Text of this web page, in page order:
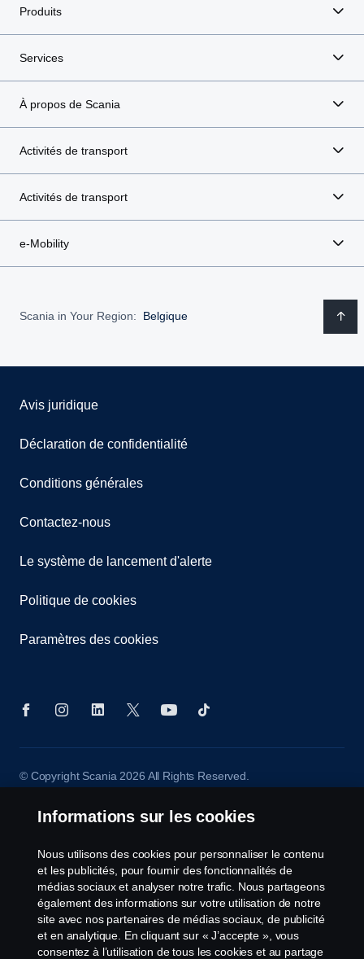
Produits
Services
À propos de Scania
Activités de transport
Activités de transport
e-Mobility
Scania in Your Region: Belgique
Avis juridique
Déclaration de confidentialité
Conditions générales
Contactez-nous
Le système de lancement d'alerte
Politique de cookies
Paramètres des cookies
© Copyright Scania 2026 All Rights Reserved.
Neder-Over-Heembeek, Tel. 02/264 02 11
Informations sur les cookies
Nous utilisons des cookies pour personnaliser le contenu
et les publicités, pour fournir des fonctionnalités de
médias sociaux et analyser notre trafic. Nous partageons
également des informations sur votre utilisation de notre
site avec nos partenaires de médias sociaux, de publicité
et en analytique. En cliquant sur « J’accepte », vous
consentez à l’utilisation de tous les cookies et au partage